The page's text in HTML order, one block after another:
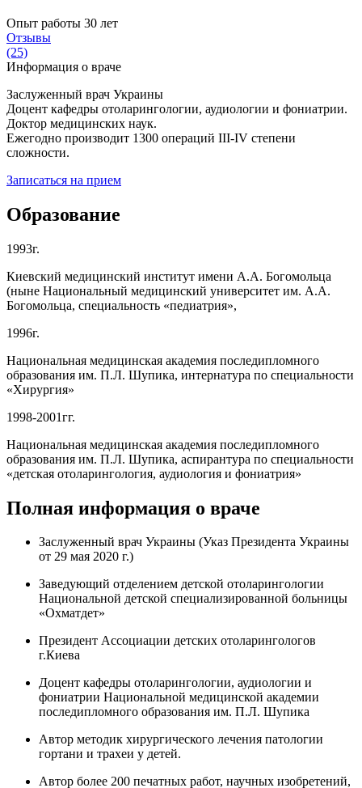
Опыт работы 30 лет
Отзывы
(25)
Информация о враче
Заслуженный врач Украины
Доцент кафедры отоларингологии, аудиологии и фониатрии.
Доктор медицинских наук.
Ежегодно производит 1300 операций III-IV степени
сложности.
Записаться на прием
Образование
1993г.
Киевский медицинский институт имени А.А. Богомольца
(ныне Национальный медицинский университет им. А.А.
Богомольца, специальность «педиатрия»,
1996г.
Национальная медицинская академия последипломного
образования им. П.Л. Шупика, интернатура по специальности
«Хирургия»
1998-2001гг.
Национальная медицинская академия последипломного
образования им. П.Л. Шупика, аспирантура по специальности
«детская отоларингология, аудиология и фониатрия»
Полная информация о враче
Заслуженный врач Украины (Указ Президента Украины
от 29 мая 2020 г.)
Заведующий отделением детской отоларингологии
Национальной детской специализированной больницы
«Охматдет»
Президент Ассоциации детских отоларингологов
г.Киева
Доцент кафедры отоларингологии, аудиологии и
фониатрии Национальной медицинской академии
последипломного образования им. П.Л. Шупика
Автор методик хирургического лечения патологии
гортани и трахеи у детей.
Автор более 200 печатных работ, научных изобретений,